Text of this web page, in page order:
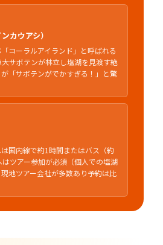
カウアシ）
コーラルアイランド」と呼ばれる
サボテンが林立し塩湖を見渡す絶
「サボテンがでかすぎる！」と驚
国内線で約1時間またはバス（約
ツアー参加が必須（個人での塩湖
地ツアー会社が多数あり予約は比